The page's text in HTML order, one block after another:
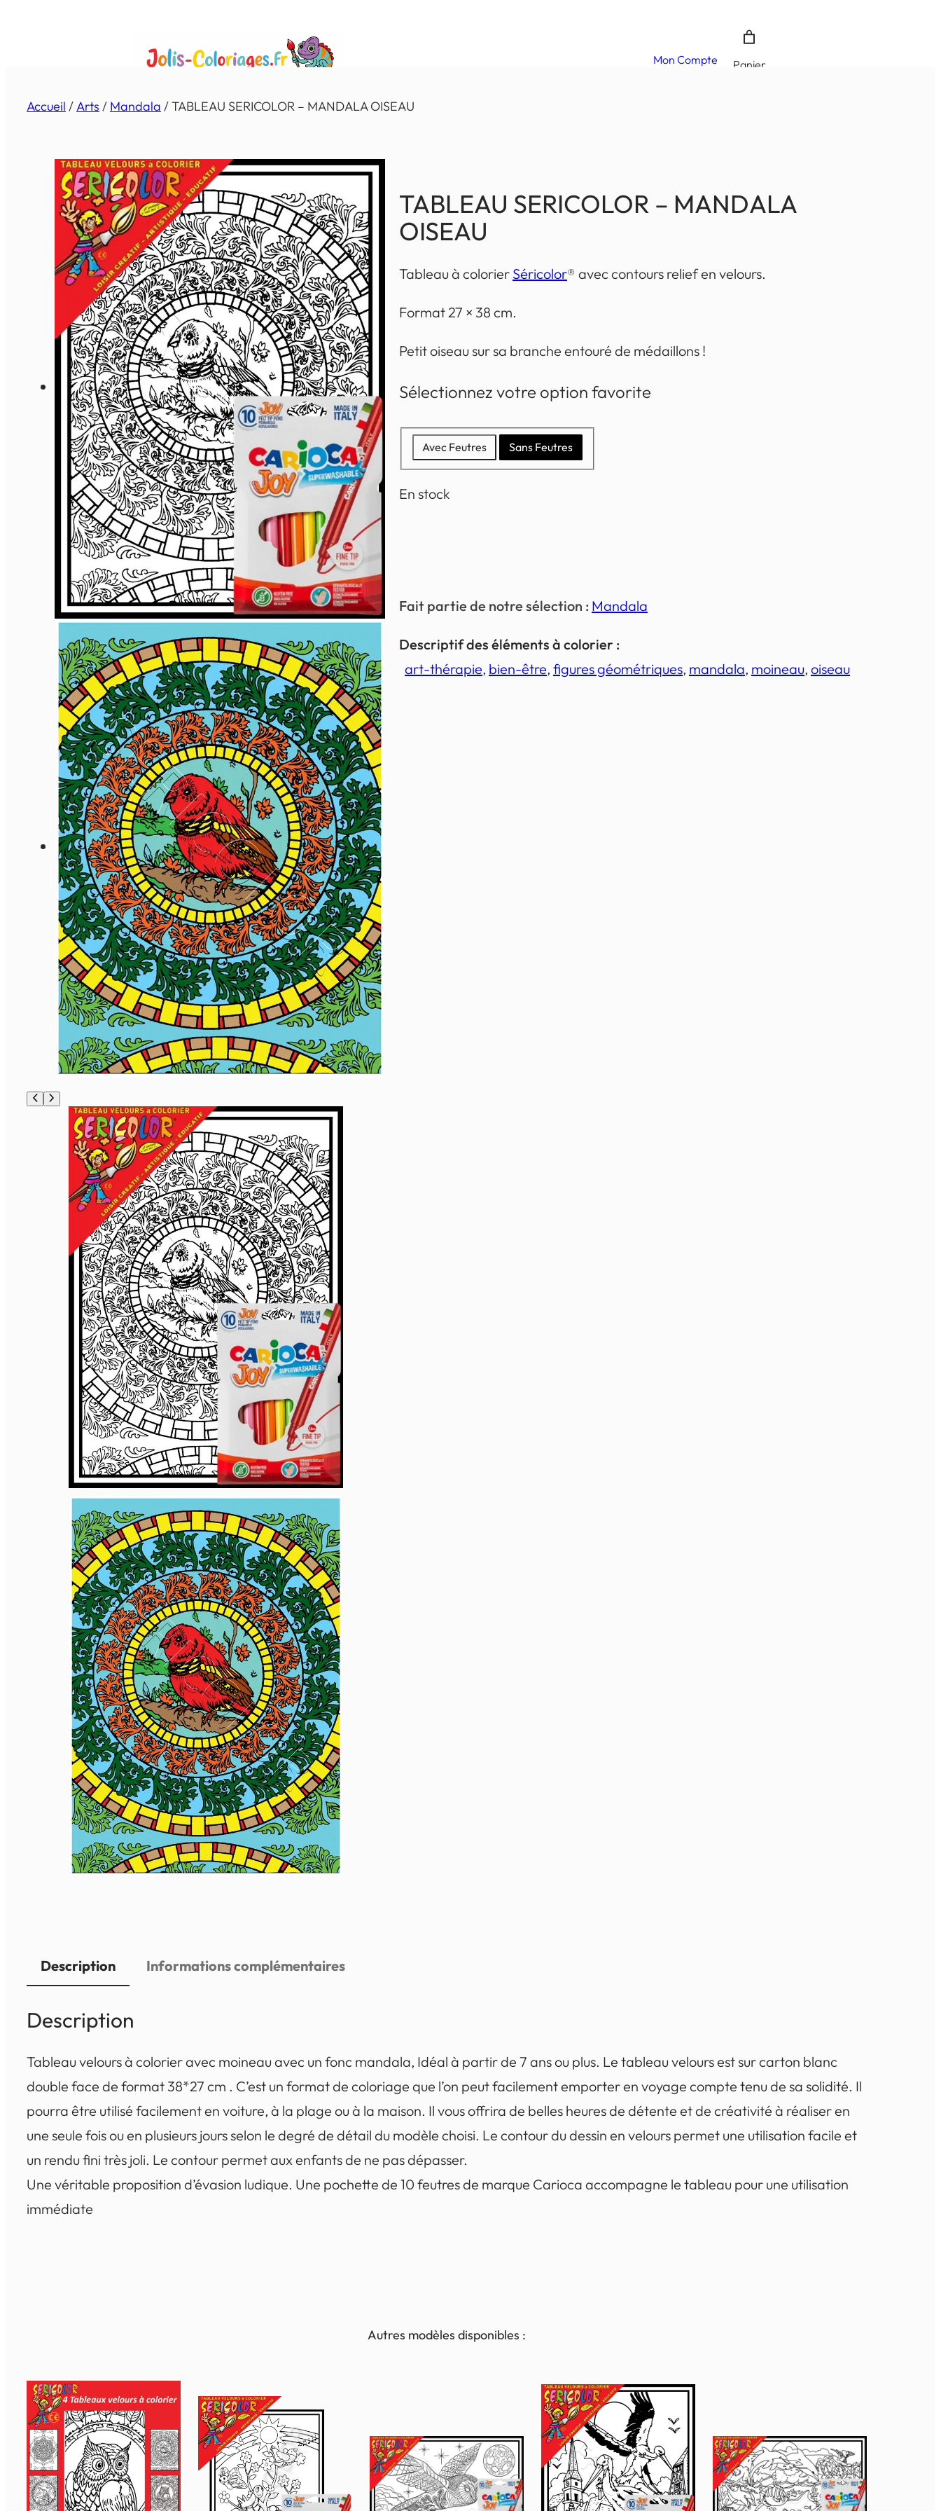
Mon Compte Panier
Accueil /Arts / Mandala / TABLEAU SERICOLOR – MANDALA OISEAU
TABLEAU SERICOLOR – MANDALA
OISEAU
Tableau à colorier Séricolor® avec contours relief en velours.
Format 27 × 38 cm.
Petit oiseau sur sa branche entouré de médaillons !
Sélectionnez votre option favorite
Avec Feutres Sans Feutres
En stock
Fait partie de notre sélection : Mandala
Descriptif des éléments à colorier :
art-thérapie, bien-être, figures géométriques, mandala, moineau, oiseau
Description Informations complémentaires
Description
Tableau velours à colorier avec moineau avec un fonc mandala, Idéal à partir de 7 ans ou plus. Le tableau velours est sur carton blanc
double face de format 38*27 cm . C’est un format de coloriage que l’on peut facilement emporter en voyage compte tenu de sa solidité. Il
pourra être utilisé facilement en voiture, à la plage ou à la maison. Il vous offrira de belles heures de détente et de créativité à réaliser en
une seule fois ou en plusieurs jours selon le degré de détail du modèle choisi. Le contour du dessin en velours permet une utilisation facile et
un rendu fini très joli. Le contour permet aux enfants de ne pas dépasser.
Une véritable proposition d’évasion ludique. Une pochette de 10 feutres de marque Carioca accompagne le tableau pour une utilisation
immédiate
Autres modèles disponibles :